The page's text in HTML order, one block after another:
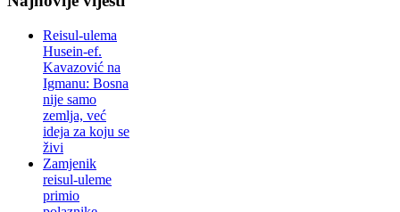
Reisul-ulema
Husein-ef.
Kavazović na
Igmanu: Bosna
nije samo
zemlja, već
ideja za koju se
živi
Zamjenik
reisul-uleme
primio